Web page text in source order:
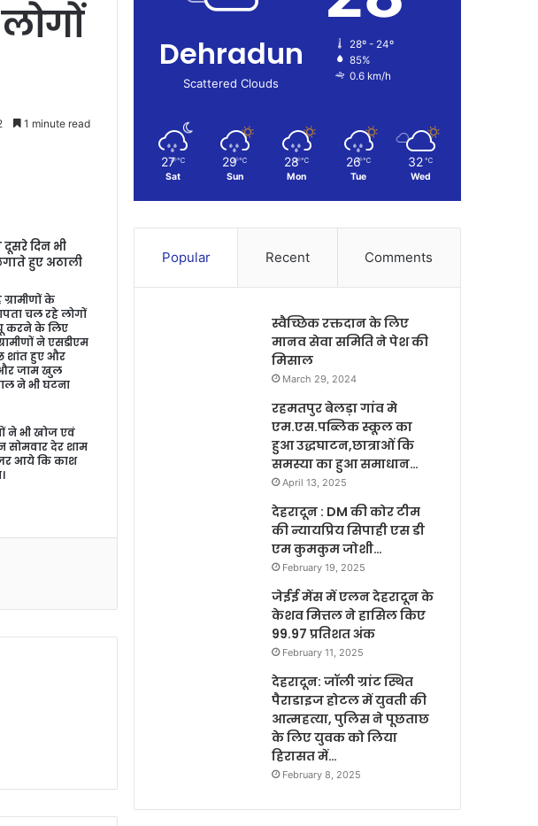
1 minute read
दूसरे दिन भी
हुए अठाली
के
चल रहे लोगों
करने के लिए
ने एसडीएम
शांत हुए और
और जाम खुल
ने भी घटना
ने भी खोज एवं
सोमवार देर शाम
आये कि काश
Dehradun
Scattered Clouds
28º - 24º
85%
0.6 km/h
27 ℃
Sat
29 ℃
Sun
28 ℃
Mon
26 ℃
Tue
32 ℃
Wed
Popular Recent Comments
स्वैच्छिक रक्तदान के लिए
मानव सेवा समिति ने पेश की
मिसाल
March 29, 2024
रहमतपुर बेलड़ा गांव मे
एम.एस.पब्लिक स्कूल का
हुआ उद्धघाटन,छात्राओं कि
समस्या का हुआ समाधान…
April 13, 2025
देहरादून : DM की कोर टीम
की न्यायप्रिय सिपाही एस डी
एम कुमकुम जोशी…
February 19, 2025
जेईई मेंस में एलन देहरादून के
केशव मित्तल ने हासिल किए
99.97 प्रतिशत अंक
February 11, 2025
देहरादून: जॉली ग्रांट स्थित
पैराडाइज होटल में युवती की
आत्महत्या, पुलिस ने पूछताछ
के लिए युवक को लिया
हिरासत में…
February 8, 2025